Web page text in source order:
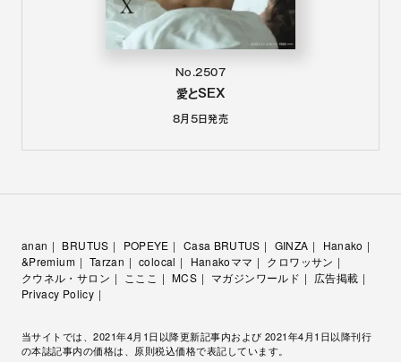
No.2507
愛とSEX
8月5日発売
anan BRUTUS POPEYE Casa BRUTUS GINZA
Hanako
&Premium
Tarzan colocal Hanakoママ
クロワッサン
クウネル・サロン
こここ MCS マガジンワールド
広告掲載
Privacy Policy
当サイトでは、2021年4月1日以降更新記事内および 2021年4月1日以降刊行
の本誌記事内の価格は、原則税込価格で表記しています。